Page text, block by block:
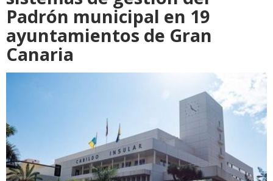
Padrón municipal en 19
ayuntamientos de Gran
Canaria